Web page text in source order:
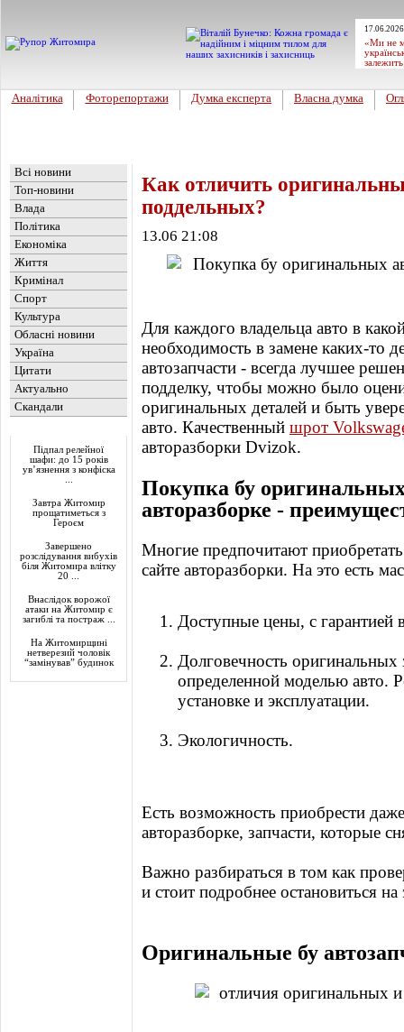
«Ми не
Аналітика Фоторепортажи Думка експерта Власна думка
Всі новини
Топ-новини
Влада
Політика
Економіка
Життя
Кримінал
Спорт
Культура
Обласні новини
Україна
Цитати
Актуально
Скандали
Підпал релейної
шафи: до 15 років
ув’язнення з конфіска
Завтра Житомир
прощатиметься з
Героєм
Завершено
розслідування вибухів
біля Житомира влітку
20 ...
Внаслідок ворожої
атаки на Житомир є
загиблі та постраж ...
На Житомирщині
нетверезий чоловік
“замінував” будинок
Как отличить
поддельных?
13.06 21:08
Для каждого владельца авто в
необходимость в замене каких-то
автозапчасти - всегда лучшее
подделку, чтобы можно было
оригинальных деталей и быть
авто. Качественный шрот
авторазборки Dvizok.
Покупка бу
авторазборке -
Многие предпочитают
сайте авторазборки. На это есть
Доступные цены, с гарантией
Долговечность оригинальных
определенной моделью авто.
установке и эксплуатации.
Экологичность.
Есть возможность приобрести
авторазборке, запчасти, которые
Важно разбираться в том как
и стоит подробнее остановиться
Оригинальные бу